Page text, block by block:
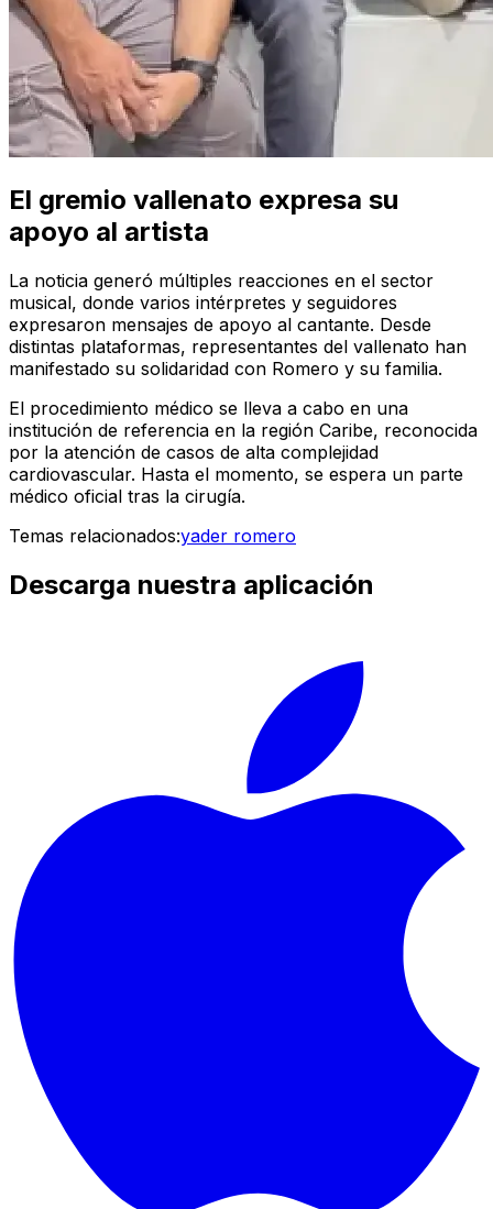
El gremio vallenato expresa su
apoyo al artista
La noticia generó múltiples reacciones en el sector
musical, donde varios intérpretes y seguidores
expresaron mensajes de apoyo al cantante. Desde
distintas plataformas, representantes del vallenato han
manifestado su solidaridad con Romero y su familia.
El procedimiento médico se lleva a cabo en una
institución de referencia en la región Caribe, reconocida
por la atención de casos de alta complejidad
cardiovascular. Hasta el momento, se espera un parte
médico oficial tras la cirugía.
Temas relacionados:yader romero
Descarga nuestra aplicación